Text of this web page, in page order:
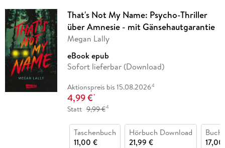
That's Not My Name: Psycho-Thriller
über Amnesie - mit Gänsehautgarantie
Megan Lally
eBook epub
Sofort lieferbar (Download)
Aktionspreis bis 15.08.20264
4,99 €*
Statt 9,99 €4
Taschenbuch
11,00 €
Hörbuch Download
21,99 €